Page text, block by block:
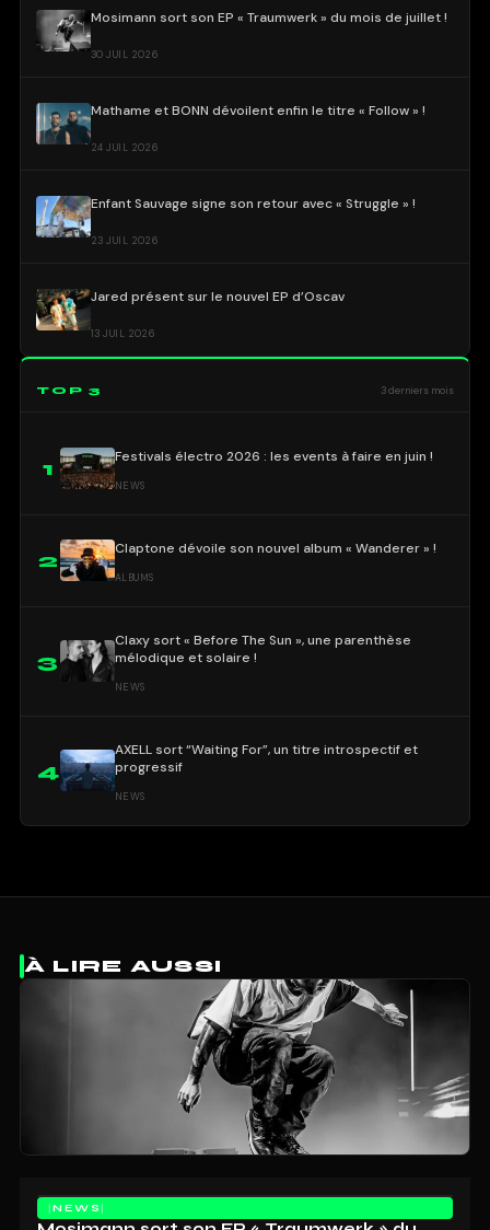
Mosimann sort son EP « Traumwerk » du mois de juillet !
30 JUIL 2026
Mathame et BONN dévoilent enfin le titre « Follow » !
24 JUIL 2026
Enfant Sauvage signe son retour avec « Struggle » !
23 JUIL 2026
Jared présent sur le nouvel EP d’Oscav
13 JUIL 2026
TOP 3 3 derniers mois
1
Festivals électro 2026 : les events à faire en juin !
NEWS
2
Claptone dévoile son nouvel album « Wanderer » !
ALBUMS
3
Claxy sort « Before The Sun », une parenthèse
mélodique et solaire !
NEWS
4
AXELL sort “Waiting For”, un titre introspectif et
progressif
NEWS
À LIRE AUSSI
NEWS